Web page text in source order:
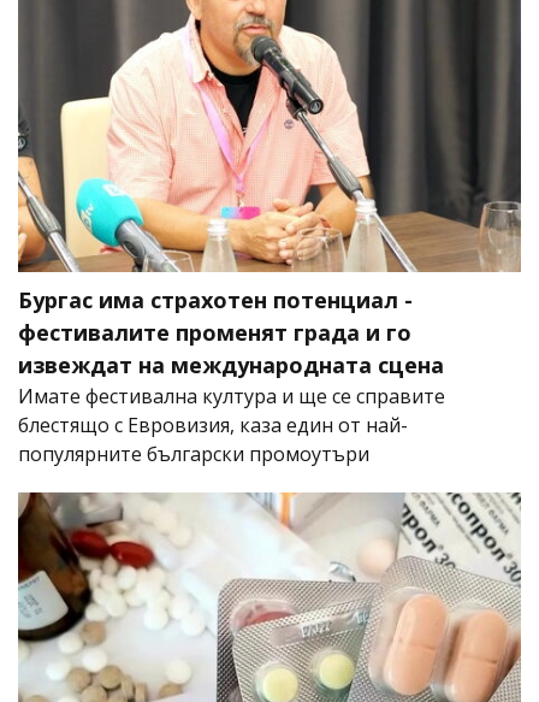
Бургас има страхотен потенциал -
фестивалите променят града и го
извеждат на международната сцена
Имате фестивална култура и ще се справите
блестящо с Евровизия, каза един от най-
популярните български промоутъри